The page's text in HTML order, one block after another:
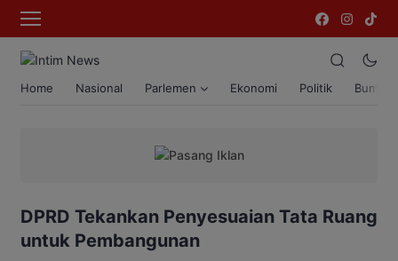
Home Nasional Parlemen Ekonomi Politik Bumi
DPRD Tekankan Penyesuaian Tata Ruang
untuk Pembangunan